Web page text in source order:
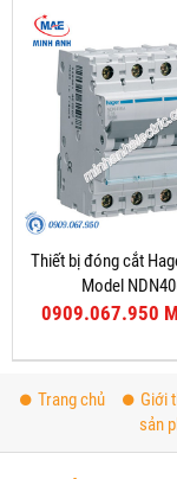
Thiết bị đóng cắt
Model
0909.067.950
Trang chủ Giới
sản